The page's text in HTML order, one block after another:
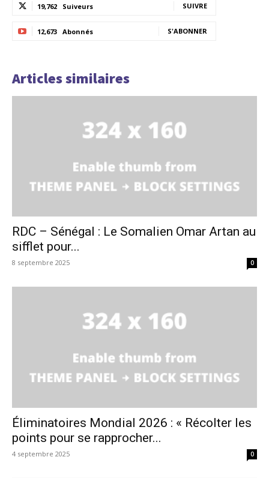
19,762 Suiveurs SUIVRE
12,673 Abonnés S'ABONNER
Articles similaires
RDC – Sénégal : Le Somalien Omar Artan au
sifflet pour...
8 septembre 2025 0
Éliminatoires Mondial 2026 : « Récolter les
points pour se rapprocher...
4 septembre 2025 0